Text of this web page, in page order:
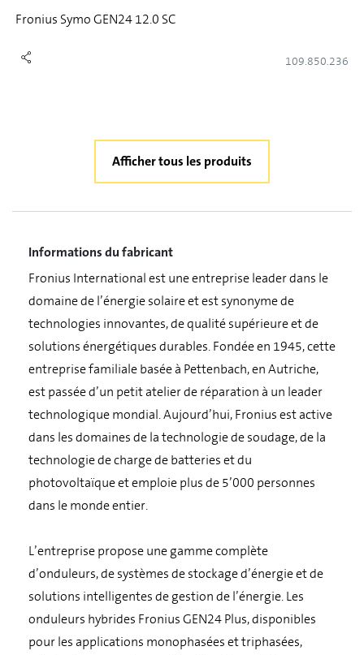
Fronius Symo GEN24 12.0 SC
109.850.236
Afficher tous les produits
Informations du fabricant
Fronius International est une entreprise leader dans le
domaine de l’énergie solaire et est synonyme de
technologies innovantes, de qualité supérieure et de
solutions énergétiques durables. Fondée en 1945, cette
entreprise familiale basée à Pettenbach, en Autriche,
est passée d’un petit atelier de réparation à un leader
technologique mondial. Aujourd’hui, Fronius est active
dans les domaines de la technologie de soudage, de la
technologie de charge de batteries et du
photovoltaïque et emploie plus de 5’000 personnes
dans le monde entier.
L’entreprise propose une gamme complète
d’onduleurs, de systèmes de stockage d’énergie et de
solutions intelligentes de gestion de l’énergie. Les
onduleurs hybrides Fronius GEN24 Plus, disponibles
pour les applications monophasées et triphasées,